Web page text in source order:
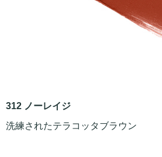
312 ノーレイジ
洗練されたテラコッタブラウン